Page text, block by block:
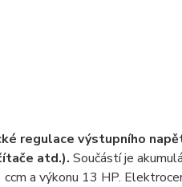
regulace výstupního
atd.). Součástí je
a výkonu 13 HP.